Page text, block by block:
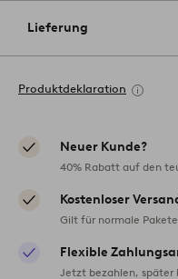
Lieferung
Produktdeklaration
Neuer Kunde?
40% Rabatt auf den
Kostenloser
Gilt für normale
Flexible
Jetzt bezahlen, später